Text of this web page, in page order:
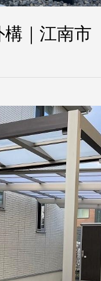
｜江南市